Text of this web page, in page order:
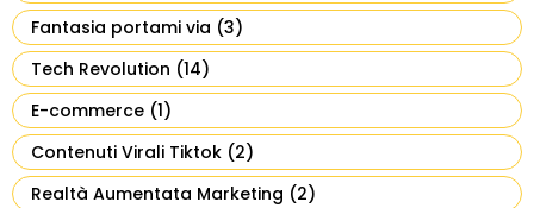
Fantasia portami via (3)
Tech Revolution (14)
E-commerce (1)
Contenuti Virali Tiktok (2)
Realtà Aumentata Marketing (2)